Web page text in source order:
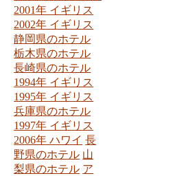
2001年 イギリス
2002年 イギリス
静岡県のホテル
栃木県のホテル
長崎県のホテル
1994年 イギリス
1995年 イギリス
兵庫県のホテル
1997年 イギリス
2006年 ハワイ 長
野県のホテル 山
梨県のホテル ア